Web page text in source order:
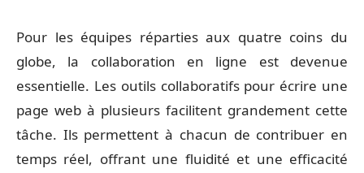
Pour les équipes réparties aux quatre coins du
globe, la collaboration en ligne est devenue
essentielle. Les outils collaboratifs pour écrire une
page web à plusieurs facilitent grandement cette
tâche. Ils permettent à chacun de contribuer en
temps réel, offrant une fluidité et une efficacité